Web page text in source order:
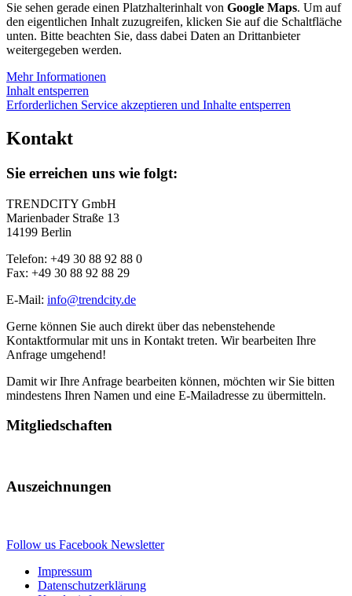
Sie sehen gerade einen Platzhalterinhalt von Google Maps. Um auf
den eigentlichen Inhalt zuzugreifen, klicken Sie auf die Schaltfläche
unten. Bitte beachten Sie, dass dabei Daten an Drittanbieter
weitergegeben werden.
Mehr Informationen
Inhalt entsperren
Erforderlichen Service akzeptieren und Inhalte entsperren
Kontakt
Sie erreichen uns wie folgt:
TRENDCITY GmbH
Marienbader Straße 13
14199 Berlin
Telefon: +49 30 88 92 88 0
Fax: +49 30 88 92 88 29
E-Mail: info@trendcity.de
Gerne können Sie auch direkt über das nebenstehende
Kontaktformular mit uns in Kontakt treten. Wir bearbeiten Ihre
Anfrage umgehend!
Damit wir Ihre Anfrage bearbeiten können, möchten wir Sie bitten
mindestens Ihren Namen und eine E-Mailadresse zu übermitteln.
Mitgliedschaften
Auszeichnungen
Follow us Facebook Newsletter
Impressum
Datenschutzerklärung